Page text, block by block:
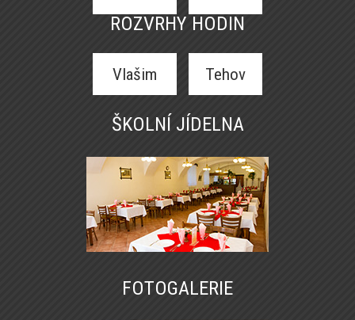
ROZVRHY HODIN
Vlašim Tehov
ŠKOLNÍ JÍDELNA
FOTOGALERIE